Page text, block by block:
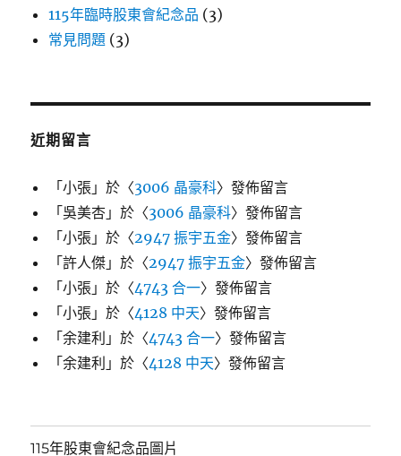
115年臨時股東會紀念品 (3)
常見問題 (3)
近期留言
「小張 」於〈3006 晶豪科〉發佈留言
「吳美杏 」於〈3006 晶豪科〉發佈留言
「小張 」於〈2947 振宇五金〉發佈留言
「許人傑 」於〈2947 振宇五金〉發佈留言
「小張 」於〈4743 合一〉發佈留言
「小張 」於〈4128 中天〉發佈留言
「余建利 」於〈4743 合一〉發佈留言
「余建利 」於〈4128 中天〉發佈留言
115年股東會紀念品圖片